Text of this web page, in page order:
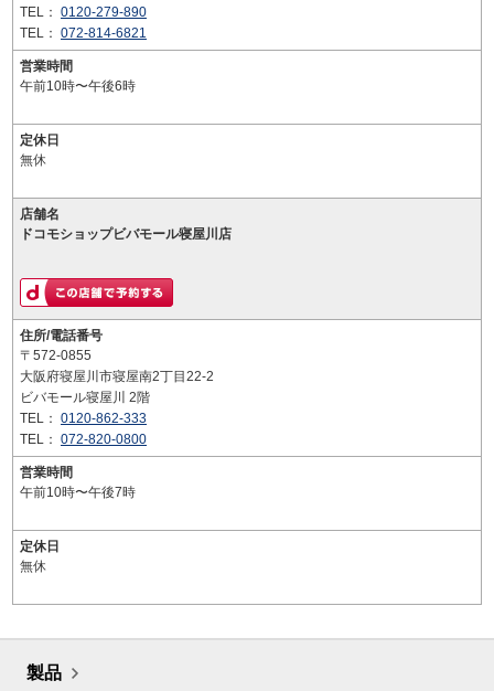
TEL： 0120-279-890
TEL： 072-814-6821
営業時間
午前10時〜午後6時
定休日
無休
店舗名
ドコモショップビバモール寝屋川店
住所/電話番号
〒572-0855
大阪府寝屋川市寝屋南2丁目22-2
ビバモール寝屋川 2階
TEL： 0120-862-333
TEL： 072-820-0800
営業時間
午前10時〜午後7時
定休日
無休
製品